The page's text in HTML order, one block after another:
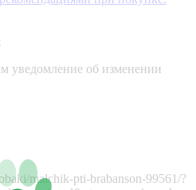
уведомление об изменении
malchik-pti-brabanson-99561/?